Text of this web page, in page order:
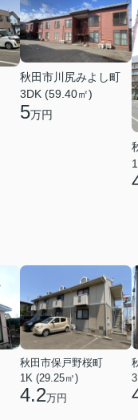
秋田市川尻みよし町
3DK (59.40㎡)
5万円
秋田市保戸野桜町
1K (29.25㎡)
4.2万円